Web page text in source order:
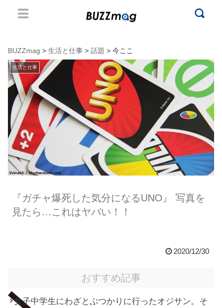
BUZZmag > 生活と仕事 > 話題 > 今ここ
生活と仕事
『ガチャ爆死した気分になるUNO』 写真を
見たら…これはヤバい！！
2020/12/30
おすすめ記事
女子中学生にわざとぶつかりに行ったオジサン。そ